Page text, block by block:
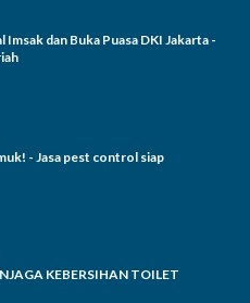
Imsak dan Buka Puasa DKI Jakarta -
- Jasa pest control siap
KEBERSIHAN TOILET